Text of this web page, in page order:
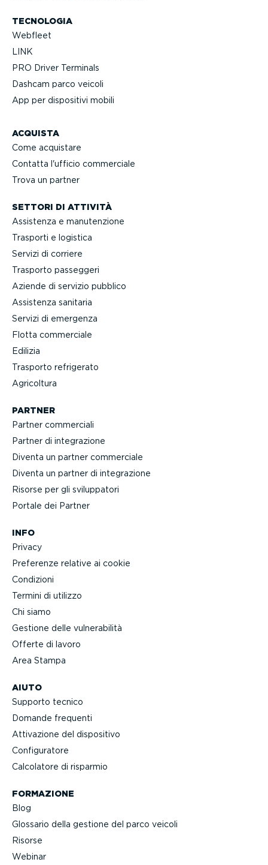
TECNOLOGIA
Webfleet
LINK
PRO Driver Terminals
Dashcam parco veicoli
App per dispositivi mobili
ACQUISTA
Come acquistare
Contatta l'ufficio commerciale
Trova un partner
SETTORI DI ATTIVITÀ
Assistenza e manuten­zione
Trasporti e logistica
Servizi di corriere
Trasporto passeggeri
Aziende di servizio pubblico
Assistenza sanitaria
Servizi di emergenza
Flotta commerciale
Edilizia
Trasporto refrigerato
Agricoltura
AIUTO
Supporto tecnico
Domande frequenti
Attivazione del dispositivo
Confi­gu­ratore
Calcolatore di risparmio
FORMAZIONE
Blog
Glossario della gestione del parco veicoli
Risorse
Webinar
PARTNER
Partner commerciali
Partner di integra­zione
Diventa un partner commerciale
Diventa un partner di integra­zione
Risorse per gli svilup­patori
Portale dei Partner
INFO
Privacy
Preferenze relative ai cookie
Condizioni
Termini di utilizzo
Chi siamo
Gestione delle vulne­ra­bilità
Offerte di lavoro
Area Stampa